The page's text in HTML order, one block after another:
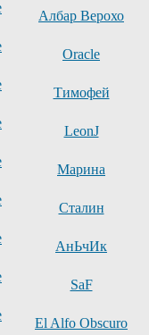
Албар Верохо
Oracle
Тимофей
LeonJ
Марина
Сталин
АнЬчИк
SaF
El Alfo Obscuro